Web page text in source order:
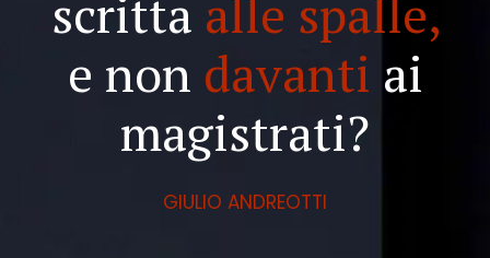
scritta alle spalle,
e non davanti ai
magistrati?
GIULIO ANDREOTTI